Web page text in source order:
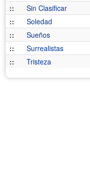
::
Sin Clasificar
::
Soledad
::
Sueños
::
Surrealistas
::
Tristeza